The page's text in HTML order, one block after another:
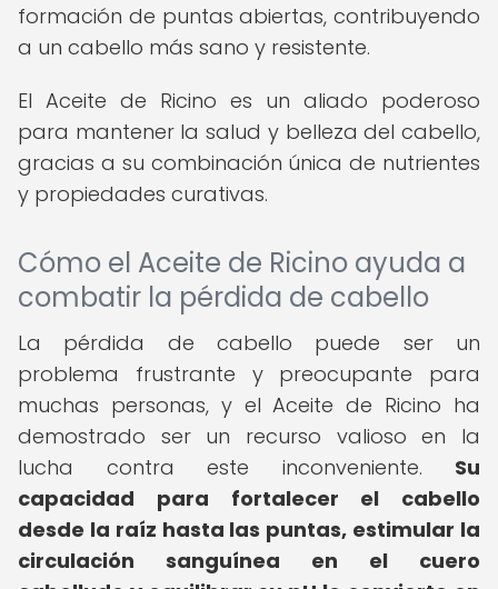
formación de puntas abiertas, contribuyendo
a un cabello más sano y resistente.
El Aceite de Ricino es un aliado poderoso
para mantener la salud y belleza del cabello,
gracias a su combinación única de nutrientes
y propiedades curativas.
Cómo el Aceite de Ricino ayuda a
combatir la pérdida de cabello
La pérdida de cabello puede ser un
problema frustrante y preocupante para
muchas personas, y el Aceite de Ricino ha
demostrado ser un recurso valioso en la
lucha contra este inconveniente. Su
capacidad para fortalecer el cabello
desde la raíz hasta las puntas, estimular la
circulación sanguínea en el cuero